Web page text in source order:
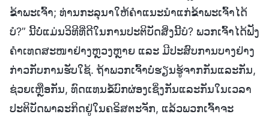
ຂ້າພະເຈົ້າ; ທ່ານກະລຸນາໃຫ້ຄໍາແນະນໍາແກ່ຂ້າພະເຈົ້າໄດ້
ບໍ?” ນີ້ບໍ່ແມ່ນວິທີທີ່ດີໃນການປະຕິບັດສິ່ງນີ້ບໍ? ພວກເຈົ້າໄດ້ຟັງ
ຄໍາເທດສະໜາຢ່າງຫຼວງຫຼາຍ ແລະ ມີປະສົບການບາງຢ່າງ
ກ່າວກັບການຮັບໃຊ້. ຖ້າພວກເຈົ້າບໍ່ຮຽນຮູ້ຈາກກັນແລະກັນ,
ຊ່ວຍເຫຼືອກັນ, ທົດແທນຂໍ້ບົກຜ່ອງເຊິ່ງກັນແລະກັນໃນເວລາ
ປະຕິບັດພາລະກິດຢູ່ໃນຄຣິສຕະຈັກ, ແລ້ວພວກເຈົ້າຈະ